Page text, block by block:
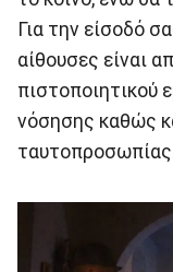
Για την είσοδό
αίθουσες είναι
πιστοποιητικού
νόσησης καθώς